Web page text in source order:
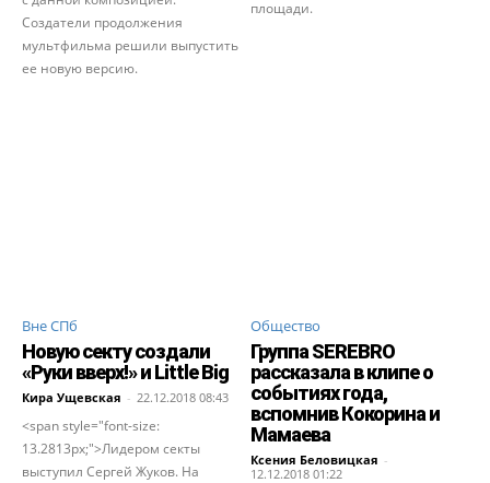
Создатели продолжения
мультфильма решили выпустить
ее новую версию.
площади.
Вне СПб
Новую секту создали
«Руки вверх!» и Little Big
Кира Ущевская - 22.12.2018 08:43
<span style="font-size:
13.2813px;">Лидером секты
выступил Сергей Жуков. На
Общество
Группа SEREBRO
рассказала в клипе о
событиях года,
вспомнив Кокорина и
Мамаева
Ксения Беловицкая -
12.12.2018 01:22